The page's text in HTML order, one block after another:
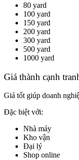
80 yard
100 yard
150 yard
200 yard
300 yard
500 yard
1000 yard
Giá thành cạnh
Giá tốt giúp doanh
Đặc biệt với:
Nhà máy
Kho vận
Đại lý
Shop online